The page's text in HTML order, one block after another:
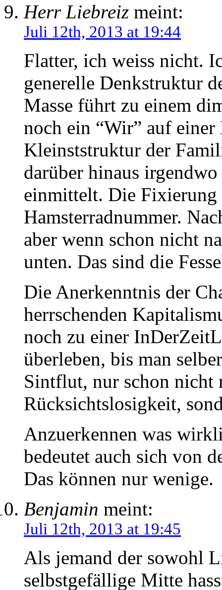
Herr Liebreiz meint:
Juli 12th, 2013 at 19:44
Flatter, ich weiss nicht.
generelle Denkstruktur
Masse führt zu einem
noch ein “Wir” auf
Kleinststruktur der
darüber hinaus
einmittelt. Die Fixierung
Hamsterradnummer.
aber wenn schon nicht
unten. Das sind die
Die Anerkenntnis der
herrschenden
noch zu einer
überleben, bis man
Sintflut, nur schon nicht
Rücksichtslosigkeit,
Anzuerkennen was
bedeutet auch sich von
Das können nur wenige.
Benjamin meint:
Juli 12th, 2013 at 19:45
Als jemand der sowohl
selbstgefällige Mitte